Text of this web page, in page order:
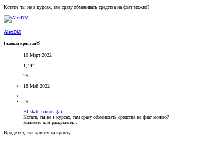
Кстати, ты не в курсах, там сразу обменивать средства на фиат можно?
AlexDM
Главный криптан🥇
10 Март 2022
1,442
25
18 Май 2022
#5
Bliskahl написал(а):
Кстати, ты не в курсах, там сразу обменивать средства на фиат можно?
Нажмите для раскрытия...
Вроде нет, ток крипту на крипту